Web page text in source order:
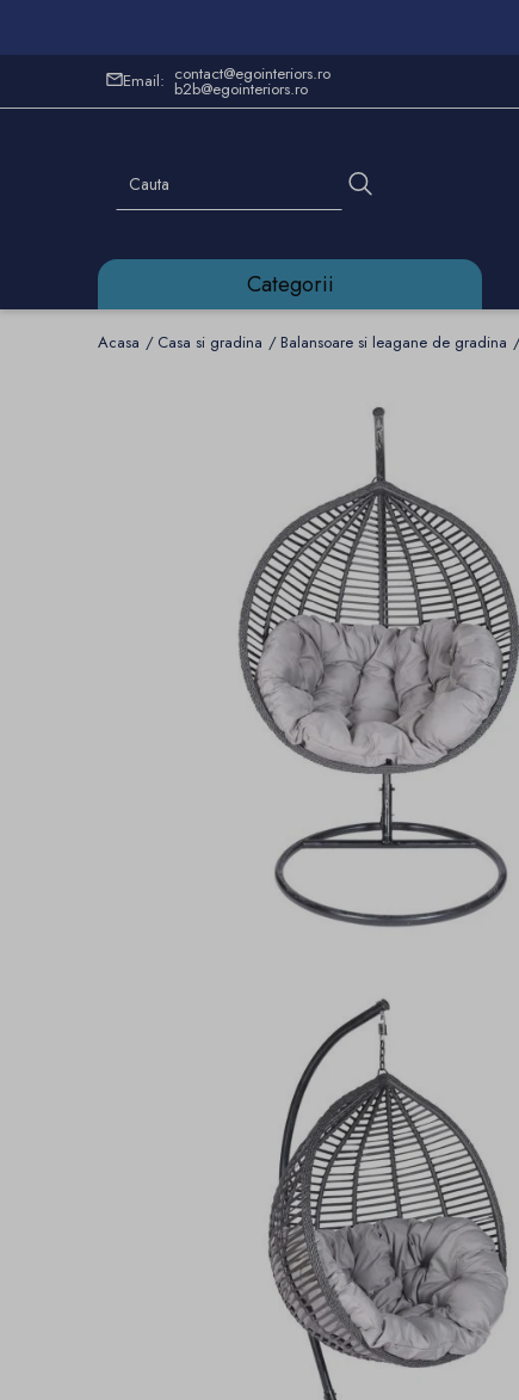
Email: contact@egointeriors.ro
b2b@egointeriors.ro
Categorii
Acasa Casa si gradina Balansoare si leagane de gradina